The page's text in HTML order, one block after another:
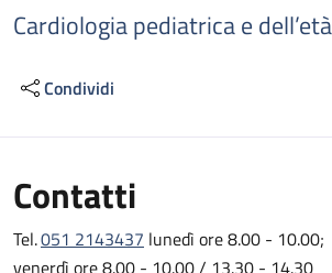
Cardiologia pediatrica e
Condividi
Contatti
Tel.051 2143437 lunedì ore 8.00 -
venerdì ore 8.00 - 10.00 / 13.30 - 14.30